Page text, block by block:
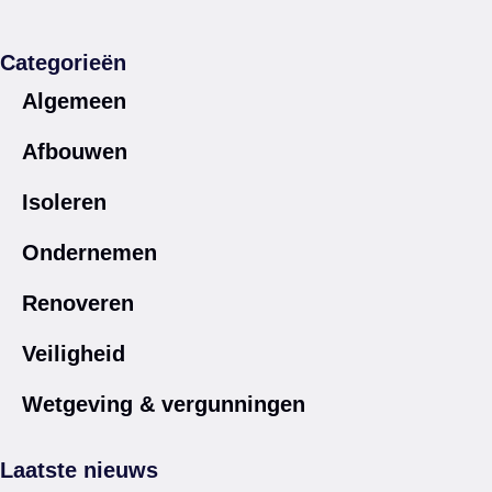
Categorieën
Algemeen
Afbouwen
Isoleren
Ondernemen
Renoveren
Veiligheid
Wetgeving & vergunningen
Laatste nieuws